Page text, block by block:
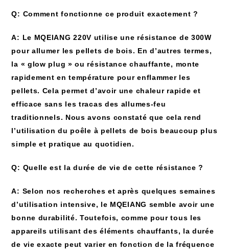
Q: Comment fonctionne ce produit exactement ?
A: Le MQEIANG 220V utilise une résistance de 300W
pour allumer les pellets de bois. En d’autres termes,
la « glow plug » ou résistance chauffante, monte
rapidement en température pour enflammer les
pellets. Cela permet d’avoir une chaleur rapide et
efficace sans les tracas des allumes-feu
traditionnels. Nous avons constaté que cela rend
l’utilisation du poêle à pellets de bois beaucoup plus
simple et pratique au quotidien.
Q: Quelle est la durée de vie de cette résistance ?
A: Selon nos recherches et après quelques semaines
d’utilisation intensive, le MQEIANG semble avoir une
bonne durabilité. Toutefois, comme pour tous les
appareils utilisant des éléments chauffants, la durée
de vie exacte peut varier en fonction de la fréquence